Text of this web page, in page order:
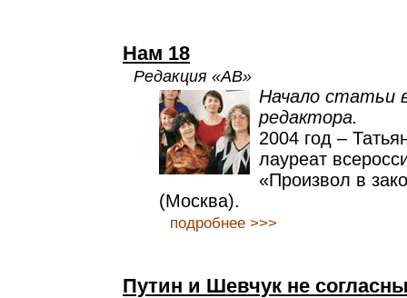
Нам 18
Редакция «АВ»
Начало статьи
редактора.
2004 год –
лауреат
«Произвол в
(Москва).
подробнее >>>
Путин и Шевчук не